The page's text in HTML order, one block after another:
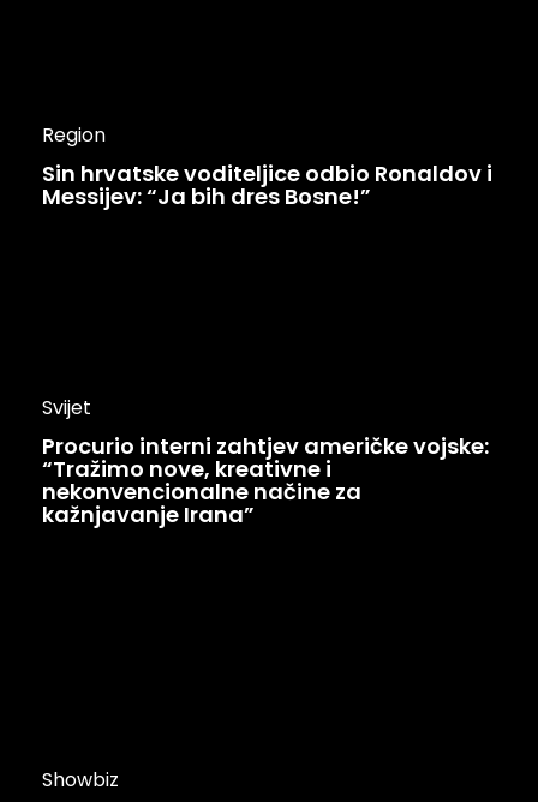
Region
Sin hrvatske voditeljice odbio Ronaldov i
Messijev: “Ja bih dres Bosne!”
Svijet
Procurio interni zahtjev američke vojske:
“Tražimo nove, kreativne i
nekonvencionalne načine za
kažnjavanje Irana”
Showbiz